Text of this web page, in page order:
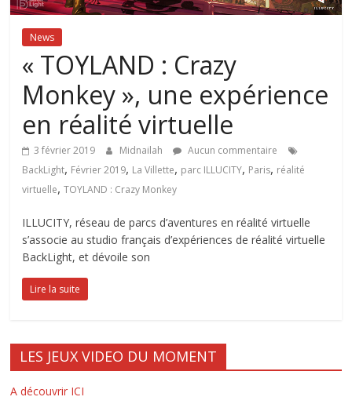
News
« TOYLAND : Crazy
Monkey », une expérience
en réalité virtuelle
3 février 2019 Midnailah
Aucun commentaire
BackLight, Février 2019, La Villette, parc ILLUCITY, Paris, réalité
virtuelle,TOYLAND : Crazy Monkey
ILLUCITY, réseau de parcs d’aventures en réalité virtuelle
s’associe au studio français d’expériences de réalité virtuelle
BackLight, et dévoile son
Lire la suite
LES JEUX VIDEO DU MOMENT
A découvrir ICI